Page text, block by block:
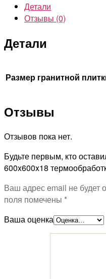
Детали
Отзывы (0)
Детали
Размер гранитной
Отзывы
Отзывов пока нет.
Будьте первым, кто
600x600x18
Ваш адрес email не будет
поля помечены *
Ваша оценка